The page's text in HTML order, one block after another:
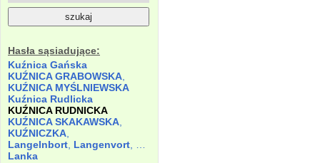
Hasła sąsiadujące:
Kuźnica Gańska
KUŹNICA GRABOWSKA
KUŹNICA MYŚLNIEWSKA
Kuźnica Rudlicka
KUŹNICA RUDNICKA
KUŹNICA SKAKAWSKA
KUŹNICZKA
Langelnbort Langenvort
Lanka